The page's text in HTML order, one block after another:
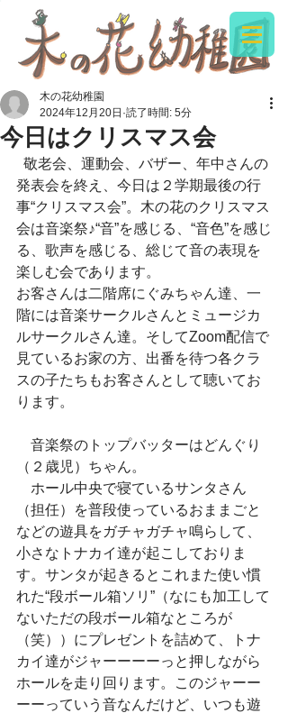
今日はクリスマス会
木の花幼稚園
2024年12月20日 読了時間: 5分
発表会を終え、今日は２学期最後の行
事“クリスマス会”。木の花のクリスマス
会は音楽祭♪“音”を感じる、“音色”を感じ
る、歌声を感じる、総じて音の表現を
楽しむ会であります。
お客さんは二階席にぐみちゃん達、一
階には音楽サークルさんとミュージカ
ルサークルさん達。そしてZoom配信で
見ているお家の方、出番を待つ各クラ
スの子たちもお客さんとして聴いてお
ります。
音楽祭のトップバッターはどんぐり
（２歳児）ちゃん。
ホール中央で寝ているサンタさん
（担任）を普段使っているおままごと
などの遊具をガチャガチャ鳴らして、
小さなトナカイ達が起こしておりま
す。サンタが起きるとこれまた使い慣
れた“段ボール箱ソリ”（なにも加工して
ないただの段ボール箱なところが
（笑））にプレゼントを詰めて、トナ
カイ達がジャーーーーっと押しながら
ホールを走り回ります。このジャーー
ーーっていう音なんだけど、いつも遊